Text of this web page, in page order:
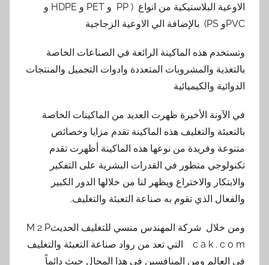
الاوعية البلاستيكية من انواع ( PP و PET و HDPE و
PVCو PS) بالإضافة الي الاوعية الزجاجية
وتستخدم هذه الماكينة الرائعة في الصناعات الخاصة
بالتغذية والمشروبات المتعددة وادوات التجميل والمنتجات
الدوائية والكيميائية
في الآونة الأخيرة ظهرت العديد من الماكينات الخاصة
بالتعبئة والتغليف هذه الماكينة تقدم مزايا وخصائص
متنوعة وفريدة من نوعها هذه الماكينة أظهرت تقدم
تكنولوجي متطور في القدرات البشرية على التفكير
والابتكار والاختراع ويظهر لنا من خلالها الدور الكبير
والفعال الذي تقوم به صناعة التعبئة والتغليف.
ومن خلال شركة المهندس منسي للتغليف الحديثM 2 P
c a k . c o m التي تعد من رواد صناعة التعبئة والتغليف
في العالم ومن المنافسين في هذا المجال حيث دائماً